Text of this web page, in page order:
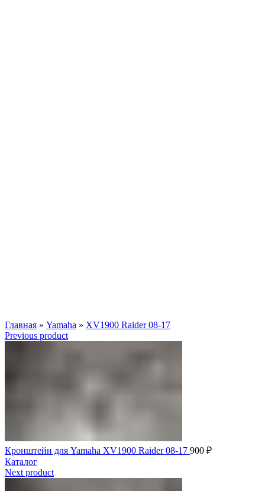
Главная » Yamaha » XV1900 Raider 08-17
Previous product
Кронштейн для Yamaha XV1900 Raider 08-17 900 ₽
Каталог
Next product